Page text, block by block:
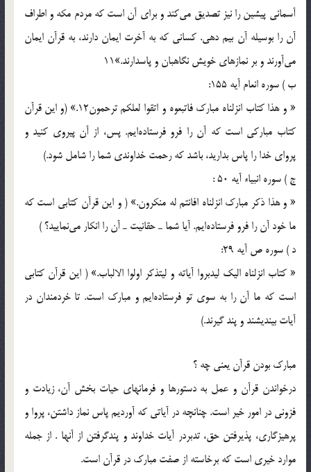
آسماني پيشين را نيز تصديق مي‌كند و براي آن است كه مردم مكه و اطراف
آن را بوسيله آن بيم دهي. كساني كه به آخرت ايمان دارند، به قرآن ايمان
مي‌آورند و بر نمازهاي خويش نگاهبان و پاسدارند.»11
ب ) سوره انعام آيه 155:
« و هذا كتاب انزلناه مبارك فاتبعوه و اتقوا لعلكم ترحمون12.» (و اين قرآن
كتاب مباركي است كه آن را فرو فرستاده‌ايم. پس، از آن پيروي كنيد و
پرواي خدا را پاس بداريد، باشد كه رحمت خداوندي شما را شامل شود.)
ج ) سوره انبياء آيه 50‌ :
« و هذا ذكر مبارك انزلناه افانتم له منكرون.» ( و اين قرآن كتابي است كه
ما خود آن را فرو فرستاده‌ايم. آيا شما ـ حقانيت ـ آن را انكار مي‌نماييد؟ )
د ) سوره ص آيه 29:
« كتاب انزلناه اليك ليدبروا آياته و ليتذكر اولوا الالباب.» ( اين قرآن كتابي
است كه ما آن را به سوي تو فرستاده‌ايم و مبارك است. تا خردمندان در
آيات بينديشند و پند گيرند.)
مبارك بودن قرآن يعني چه ؟
درخواندن قرآن و عمل به دستورها و فرمانهاي حيات بخش آن، زيادت و
فزوني در امور خير است. چنانچه در آياتي كه آورديم پاس نماز داشتن، پروا و
پرهيزگاري، پذيرفتن حق، تدبردر آيات خداوند و پندگرفتن از آنها . از جمله
موارد خيري است كه برخاسته از صفت مبارك در قرآن است.